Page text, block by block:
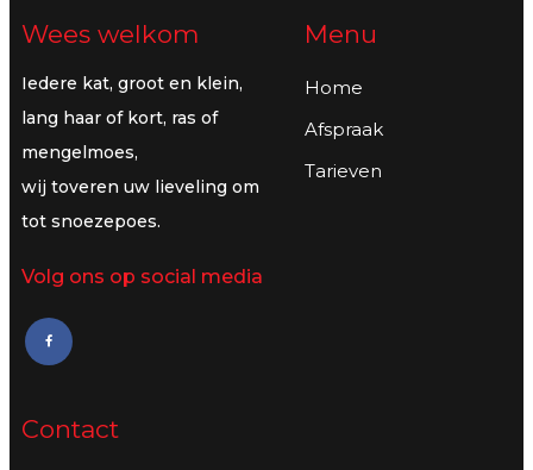
Wees welkom
Iedere kat, groot en klein,
lang haar of kort, ras of
mengelmoes,
wij toveren uw lieveling om
tot snoezepoes.
Volg ons op social media
Menu
Home
Afspraak
Tarieven
Contact